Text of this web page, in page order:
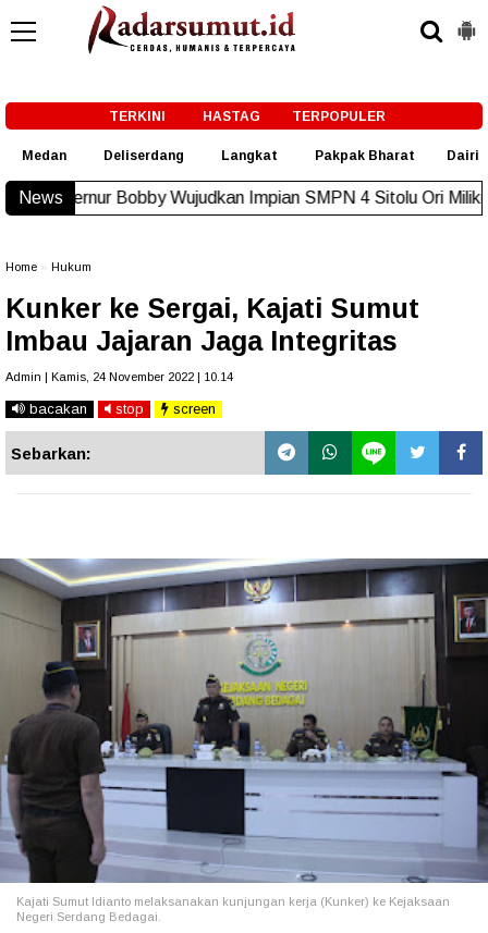
TERKINI HASTAG TERPOPULER
Medan Deliserdang Langkat Pakpak Bharat Dairi
News
Wujudkan Impian SMPN 4 Sitolu Ori Miliki Gedung Permanen
Home Hukum
Kunker ke Sergai, Kajati Sumut
Imbau Jajaran Jaga Integritas
Admin | Kamis, 24 November 2022 | 10.14
bacakan stop screen
Sebarkan:
Kajati Sumut Idianto melaksanakan kunjungan kerja (Kunker) ke Kejaksaan
Negeri Serdang Bedagai.